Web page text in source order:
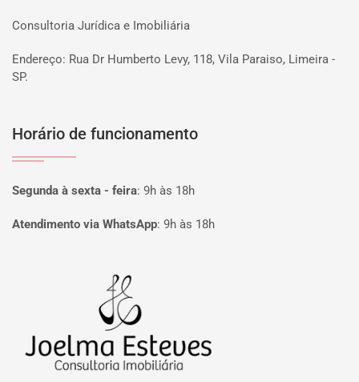
Consultoria Jurídica e Imobiliária
Endereço: Rua Dr Humberto Levy, 118, Vila Paraiso, Limeira -
SP.
Horário de funcionamento
Segunda à sexta - feira: 9h às 18h
Atendimento via WhatsApp: 9h às 18h